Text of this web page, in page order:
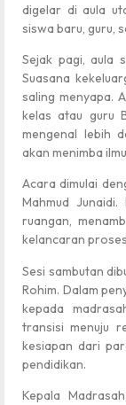
digelar di aula
siswa baru, guru,
Sejak pagi, aula
Suasana
saling menyapa.
kelas atau guru
mengenal lebih
akan menimba
Acara dimulai
Mahmud
ruangan,
kelancaran
Sesi sambutan
Rohim. Dalam
kepada
transisi menuju
kesiapan dari
pendidikan.
Kepala